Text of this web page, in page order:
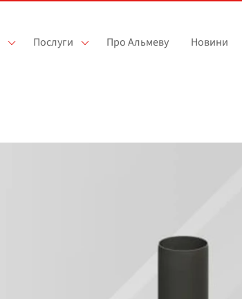
Послуги Про Альмеву Новини